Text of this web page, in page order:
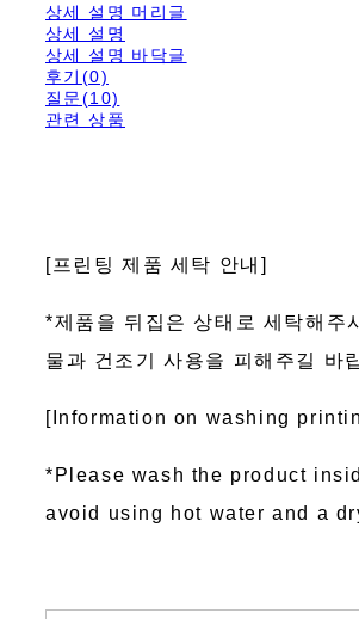
상세 설명 머리글
상세 설명
상세 설명 바닥글
후기(0)
질문(10)
관련 상품
[프린팅 제품 세탁 안내]
*제품을 뒤집은 상태로 세탁해주
물과 건조기 사용을 피해주길 바
[Information on washing
*Please wash the product
avoid using hot water and a